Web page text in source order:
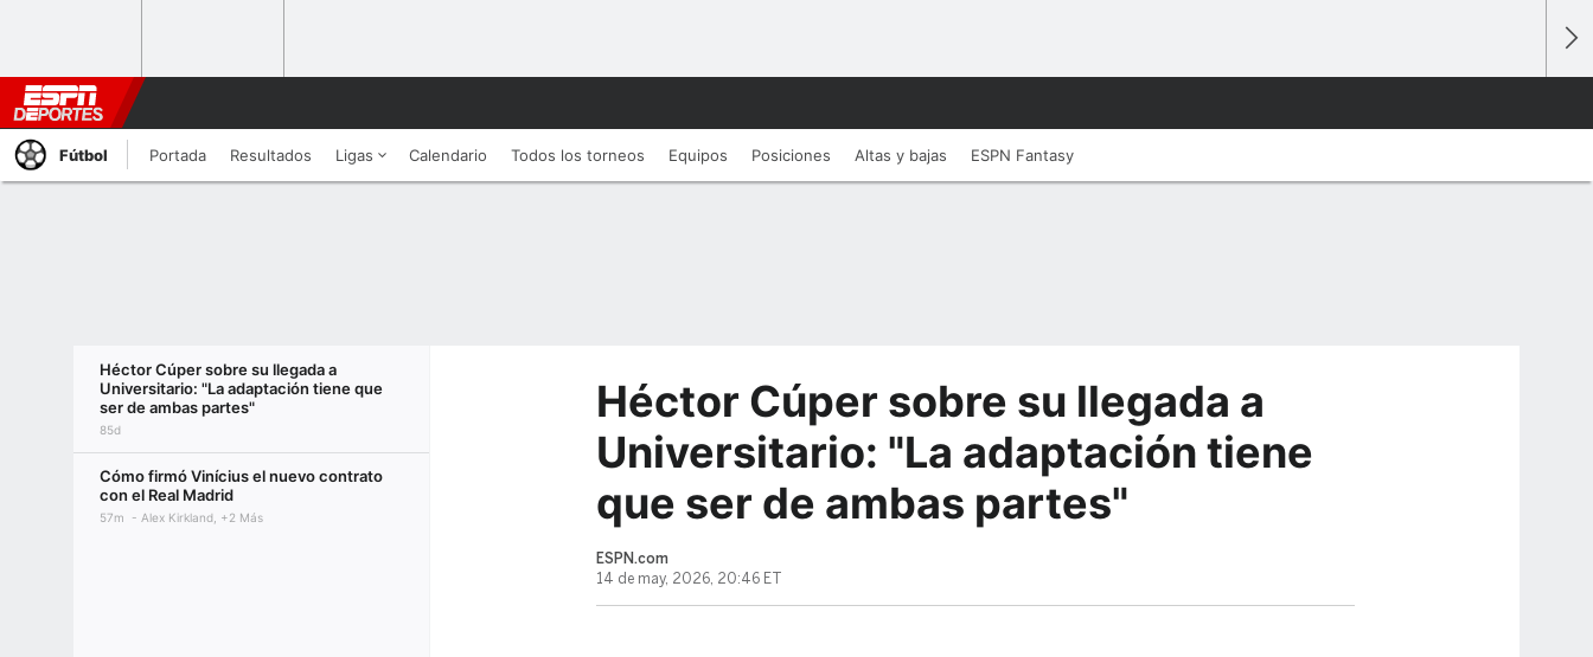
Fútbol Portada Resultados Ligas Calendario Todos los torneos Equipos Posiciones Altas y bajas ESPN Fantasy
Héctor Cúper sobre su llegada a
Universitario: "La adaptación tiene que
ser de ambas partes"
85d
Cómo firmó Vinícius el nuevo contrato
con el Real Madrid
57m Alex Kirkland, +2 Más
Héctor Cúper sobre su llegada a
Universitario: "La adaptación tiene
que ser de ambas partes"
ESPN.com
14 de may, 2026, 20:46 ET